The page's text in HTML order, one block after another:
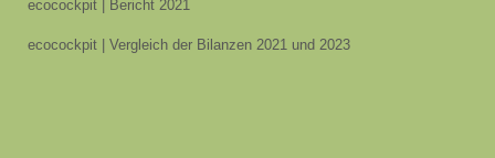
ecocockpit | Bericht 2021
ecocockpit | Vergleich der Bilanzen 2021 und 2023